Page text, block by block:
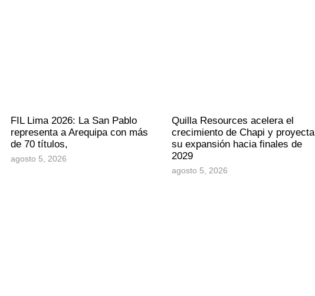
FIL Lima 2026: La San Pablo
representa a Arequipa con más
de 70 títulos,
agosto 5, 2026
Quilla Resources acelera el
crecimiento de Chapi y proyecta
su expansión hacia finales de
2029
agosto 5, 2026